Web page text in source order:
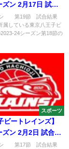
ン 2月17日 試合
ン 第19節 試合結果
属している東京八王子ビ
24シーズン第18節の
スポーツ
ビートレインズ】
ズン 2月2日 試合結
ン 第17節 試合結果